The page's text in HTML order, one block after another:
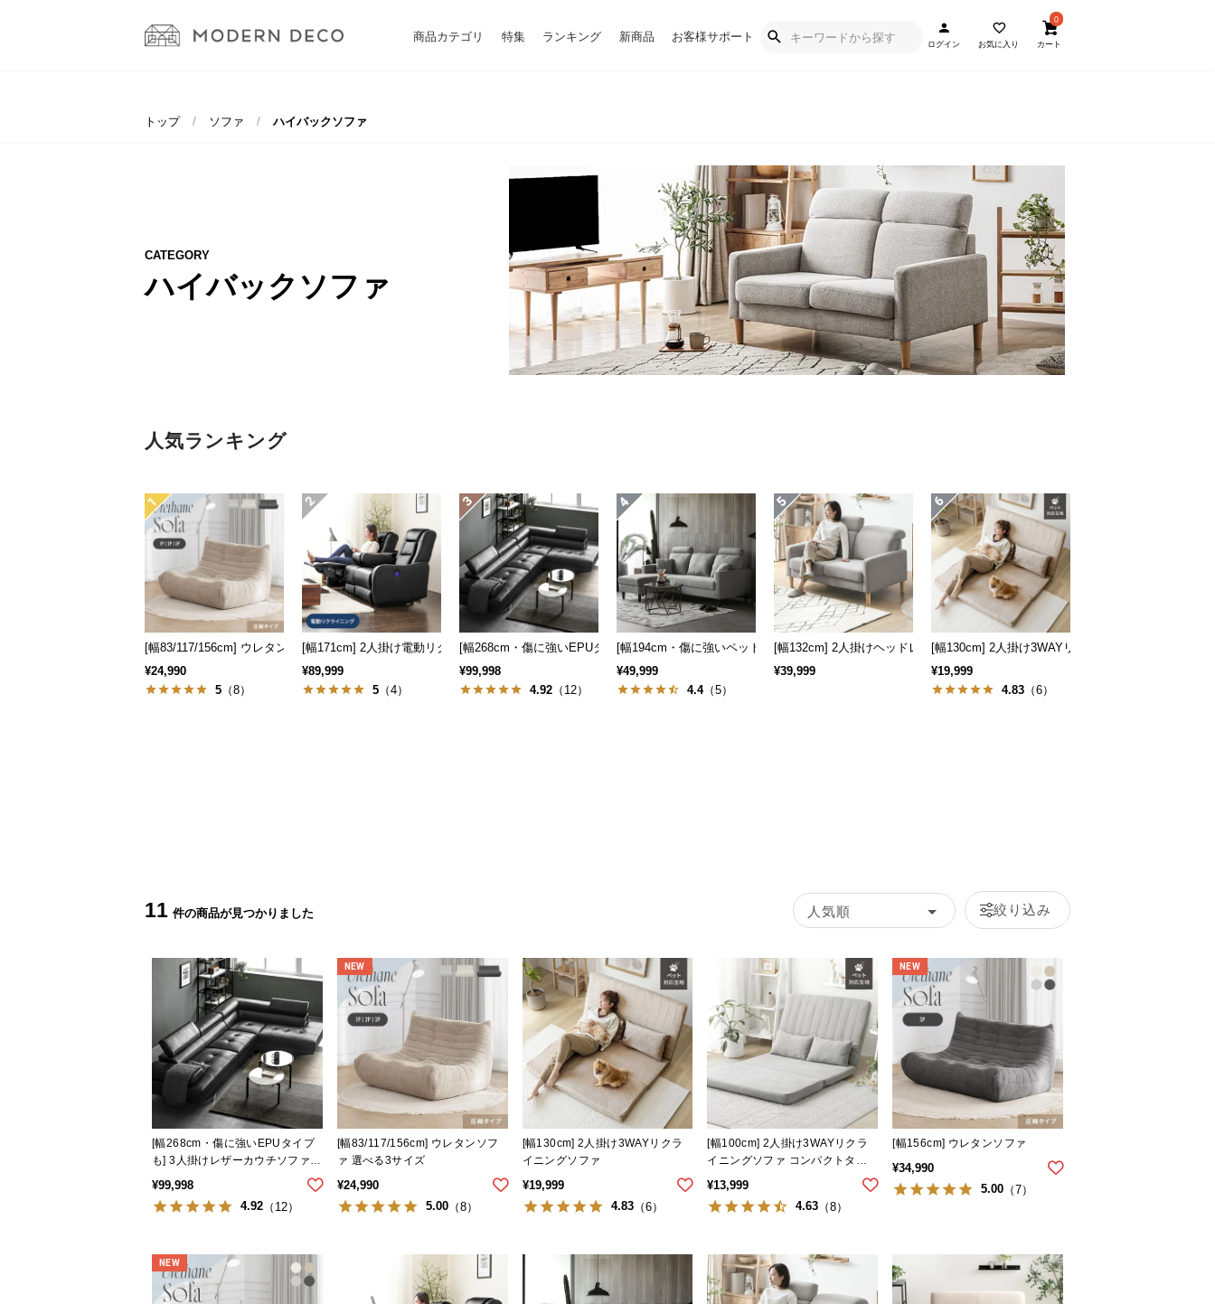
商品カテゴリ 特集 ランキング 新商品 お客様サポート
ログイン お気に入り
0
カート
トップ ソファ ハイバックソファ
CATEGORY
ハイバックソファ
人気ランキング
[幅83/117/156cm] ウレタンソファ 選べる3サイズ
¥24,990
5 （8）
[幅171cm] 2人掛け電動リクライニングソファ USB ドリンクホルダー サイドテーブル
¥89,999
5 （4）
[幅268cm・傷に強いEPUタイプも] 3人掛けレザーカウチソファ 広々設計 高級感
¥99,998
4.92 （12）
[幅194cm・傷に強いペット対応生地も] 3人掛けカウチソファ ヘッドレスト付 レイアウト自由 広々設計
¥49,999
4.4（5）
[幅132cm] 2人掛けヘッドレスト付きソファ
¥39,999
[幅130cm] 2人掛け3WAYリクライニングソファ
¥19,999
4.83 （6）
11 人気順 絞り込み
[幅268cm・傷に強いEPUタイプ
も] 3人掛けレザーカウチソファ
¥99,998
4.92 （12）
[幅83/117/156cm] ウレタンソフ
ァ 選べる3サイズ
¥24,990
5.00（8）
NEW
[幅130cm] 2人掛け3WAYリクラ
イニングソファ
¥19,999
4.83（6）
[幅100cm] 2人掛け3WAYリクラ
イニングソファ コンパクトタイ
¥13,999
4.63 （8）
[幅156cm] ウレタンソファ
¥34,990
5.00 （7）
NEW
NEW